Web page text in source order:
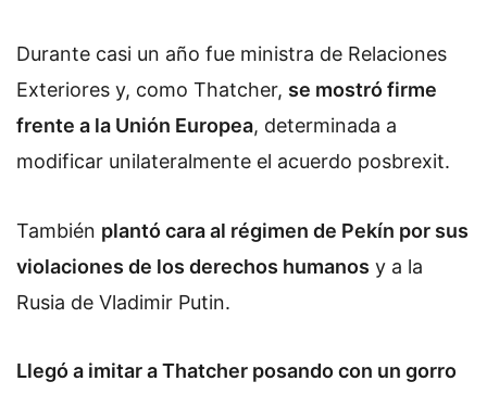
Durante casi un año fue ministra de Relaciones
Exteriores y, como Thatcher, se mostró firme
frente a la Unión Europea, determinada a
modificar unilateralmente el acuerdo posbrexit.
También plantó cara al régimen de Pekín por sus
violaciones de los derechos humanos y a la
Rusia de Vladimir Putin.
Llegó a imitar a Thatcher posando con un gorro